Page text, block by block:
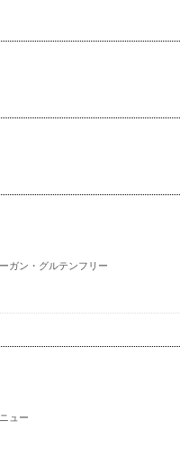
ガン・グルテンフリー
ュー